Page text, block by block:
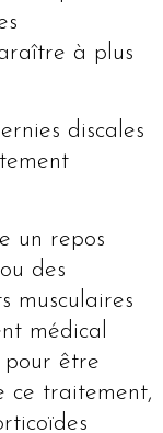
à plus
discales
un repos
des
musculaires
médical
pour être
ce traitement,